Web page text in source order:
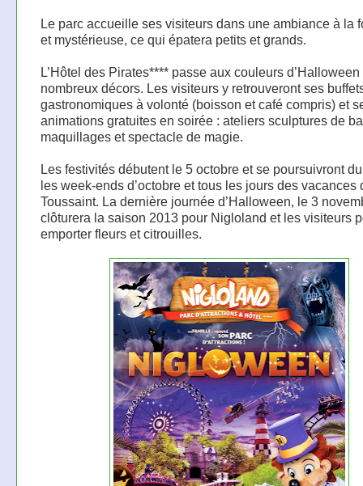
Le parc accueille ses visiteurs dans une ambiance à la
et mystérieuse, ce qui épatera petits et grands.
L’Hôtel des Pirates**** passe aux couleurs
nombreux décors. Les visiteurs y retrouveront ses
gastronomiques à volonté (boisson et café compris) et
animations gratuites en soirée : ateliers sculptures de
maquillages et spectacle de magie.
Les festivités débutent le 5 octobre et se poursuivront
les week-ends d’octobre et tous les jours des vacances
Toussaint. La dernière journée d’Halloween, le 3
clôturera la saison 2013 pour Nigloland et les visiteurs
emporter fleurs et citrouilles.